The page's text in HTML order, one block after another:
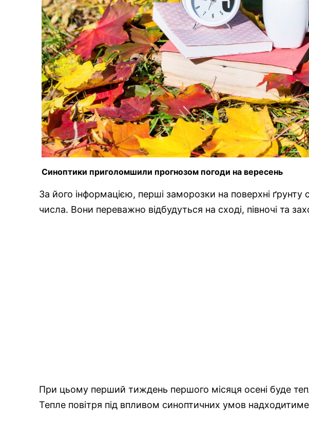
Синоптики приголомшили прогнозом погоди на вересень
За його інформацією, перші заморозки на поверхні ґрунту
числа. Вони переважно відбудуться на сході, півночі та
При цьому перший тиждень першого місяця осені буде
Тепле повітря під впливом синоптичних умов